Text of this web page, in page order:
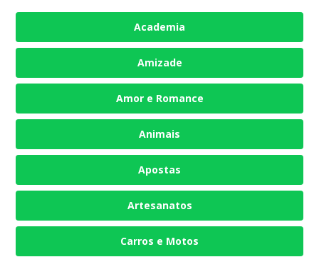
Academia
Amizade
Amor e Romance
Animais
Apostas
Artesanatos
Carros e Motos